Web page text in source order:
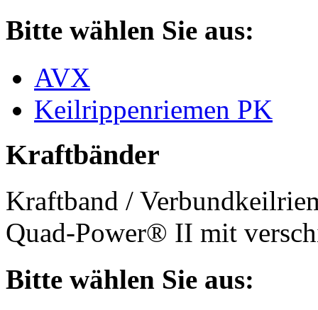
Bitte wählen Sie aus:
AVX
Keilrippenriemen PK
Kraftbänder
Kraftband /
Quad-Power® II mit
Bitte wählen Sie aus: